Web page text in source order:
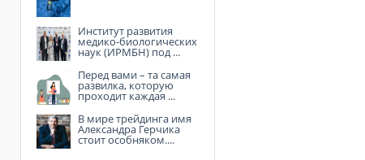
Институт развития
медико-биологических
наук (ИРМБН) под ...
Перед вами – та самая
развилка, которую
проходит каждая ...
В мире трейдинга имя
Александра Герчика
стоит особняком....